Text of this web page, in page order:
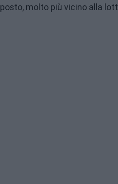
posto, molto più vicino alla